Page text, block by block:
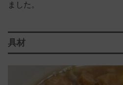
ました。
具材